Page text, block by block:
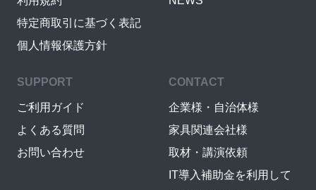
特定商取引に基づく表記
個人情報保護方針
SUPPORT
ご利用ガイド
よくある質問
お問い合わせ
CONTACT
企業様・自治体様
家具関連会社様
取材・講演依頼
IT導入補助金を利用して